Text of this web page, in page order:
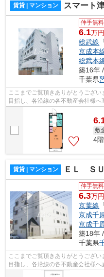
賃貸 | マンション スマート
仲手無料
6.1万円
総武線
京成本
総武本
築16年
千葉県
ここまでご覧頂きありがとうござ
目指し、各沿線の各不動産会社様へ
様へ提供しております！最新の情報
敷
4
賃貸 | マンション ＥＬ Ｓ
仲手無料
6.3万円
京葉線
京成千
京成千
築18年
千葉県
ここまでご覧頂きありがとうござ
目指し、各沿線の各不動産会社様
様へ提供しております！最新の情報